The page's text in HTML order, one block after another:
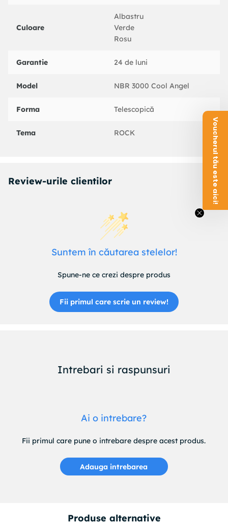
Culoare
Albastru
Verde
Rosu
Garantie 24 de luni
Model NBR 3000 Cool Angel
Forma Telescopică
Tema ROCK
Review-urile clientilor
Suntem în căutarea stelelor!
Spune-ne ce crezi despre produs
Fii primul care scrie un review!
Intrebari si raspunsuri
Ai o intrebare?
Fii primul care pune o intrebare despre acest produs.
Adauga intrebarea
Produse alternative
Voucherul tău este aici!